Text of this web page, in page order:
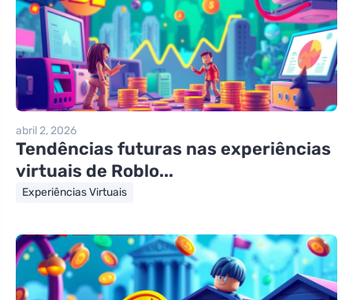
abril 2, 2026
Tendências futuras nas experiências
virtuais de Roblo...
Experiências Virtuais